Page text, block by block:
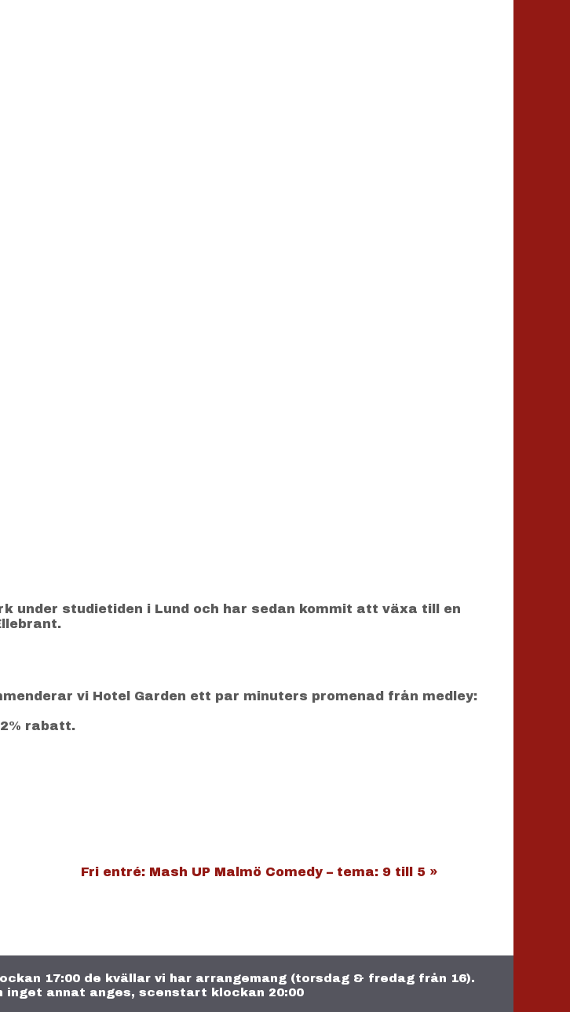
under studietiden i Lund och har sedan kommit att växa till en
vi Hotel Garden ett par minuters promenad från medley:
rabatt.
Fri entré: Mash UP Malmö Comedy – tema: 9 till 5 »
17:00 de kvällar vi har arrangemang (torsdag & fredag från 16).
inget annat anges, scenstart klockan 20:00